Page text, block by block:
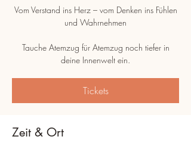
Vom Verstand ins Herz – vom Denken ins Fühlen
und Wahrnehmen
Tauche Atemzug für Atemzug noch tiefer in
deine Innenwelt ein.
Tickets
Zeit & Ort